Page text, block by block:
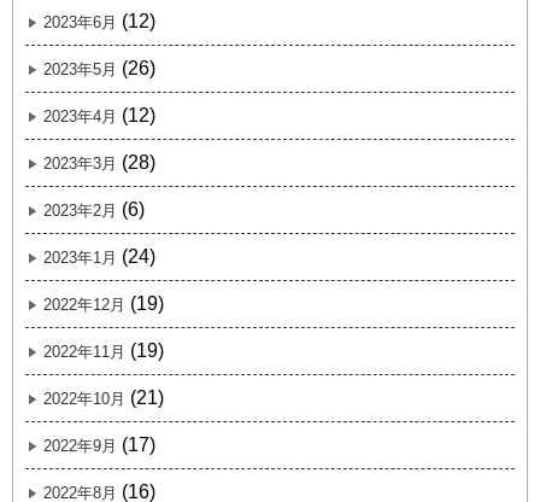
2023年6月 (12)
2023年5月 (26)
2023年4月 (12)
2023年3月 (28)
2023年2月 (6)
2023年1月 (24)
2022年12月 (19)
2022年11月 (19)
2022年10月 (21)
2022年9月 (17)
2022年8月 (16)